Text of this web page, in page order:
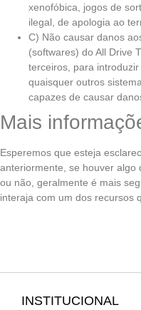
xenofóbica, jogos de
ilegal, de apologia ao
C) Não causar danos
(softwares) do All Drive
terceiros, para
quaisquer outros
capazes de causar
Mais
Esperemos que esteja
anteriormente, se houver algo
ou não, geralmente é mais
interaja com um dos recursos
INSTITUCIONAL